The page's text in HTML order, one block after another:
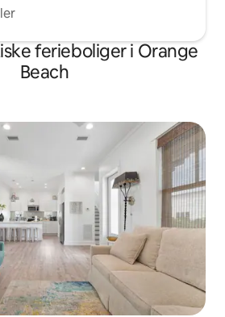
ferieboliger i Orange
Beach